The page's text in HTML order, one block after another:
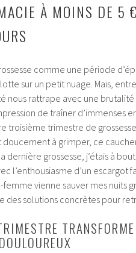
À MOINS DE 5
comme une période
sur un petit nuage. Mais,
nous rattrape avec une brutalité
de traîner d’immenses
troisième trimestre de
à grimper, ce
dernière grossesse, j’étais à
l’enthousiasme d’un escargot
vienne sauver mes nuits
des solutions concrètes pour